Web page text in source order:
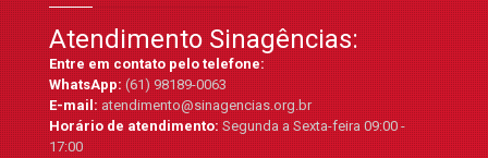
Atendimento Sinagências:
Entre em contato pelo telefone:
WhatsApp:(61) 98189-0063
E-mail:atendimento@sinagencias.org.br
Horário de atendimento:Segunda a Sexta-feira 09:00 -
17:00